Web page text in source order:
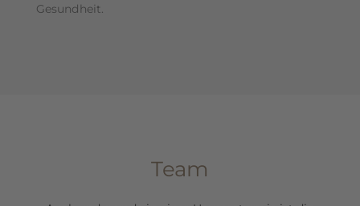
Gesundheit.
Team